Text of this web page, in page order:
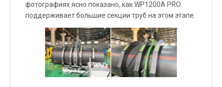
фотографиях ясно показано, как WP1200A PRO
поддерживает большие секции труб на этом этапе.